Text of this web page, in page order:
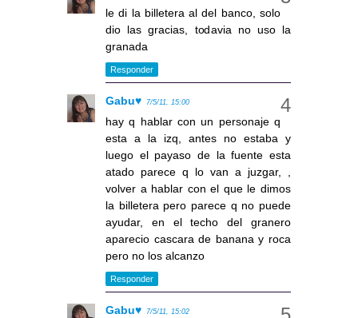
le di la billetera al del banco, solo
dio las gracias, todavia no uso la
granada
Responder
Gabu♥ 7/5/11, 15:00
hay q hablar con un personaje q
esta a la izq, antes no estaba y
luego el payaso de la fuente esta
atado parece q lo van a juzgar, ,
volver a hablar con el que le dimos
la billetera pero parece q no puede
ayudar, en el techo del granero
aparecio cascara de banana y roca
pero no los alcanzo
Responder
Gabu♥ 7/5/11, 15:02